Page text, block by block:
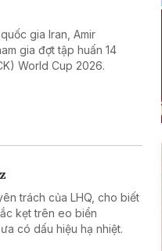
gia Iran, Amir
gia đợt tập huấn 14
World Cup 2026.
trách của LHQ, cho biết
kẹt trên eo biển
có dấu hiệu hạ nhiệt.